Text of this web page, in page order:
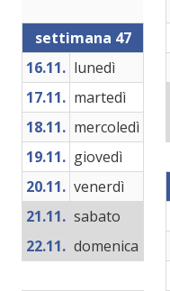
settimana 47
16.11. lunedì
17.11. martedì
18.11. mercoledì
19.11. giovedì
20.11. venerdì
21.11. sabato
22.11. domenica